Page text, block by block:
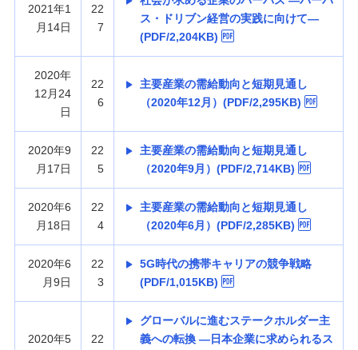
2021年1
月14日
22
7
ス・ドリブン経営の実践に向けて—
(PDF/2,204KB)
2020年
12月24
日
22
6
主要産業の需給動向と短期見通し
（2020年12月）(PDF/2,295KB)
2020年9
月17日
22
5
主要産業の需給動向と短期見通し
（2020年9月）(PDF/2,714KB)
2020年6
月18日
22
4
主要産業の需給動向と短期見通し
（2020年6月）(PDF/2,285KB)
2020年6
月9日
22
3
5G時代の携帯キャリアの競争戦略
(PDF/1,015KB)
2020年5
22
グローバルに進むステークホルダー主
義への転換 —日本企業に求められるス